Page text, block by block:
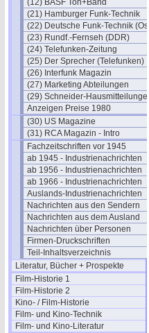
(12) BASF Ton+Band
(21) Hamburger Funk-Technik
(22) Deutsche Funk-Technik (Ost)
(23) Rundf.-Fernseh (DDR)
(24) Telefunken-Zeitung
(25) Der Sprecher (Telefunken)
(26) Interfunk Magazin
(27) Marketing Abteilungen
(29) Schneider-Hausmitteilungen
Anzeigen Preise 1980
(30) US Magazine
(31) RCA Magazin - Intro
Fachzeitschriften vor 1945
ab 1945 - Industrienachrichten
ab 1956 - Industrienachrichten
ab 1966 - Industrienachrichten
Auslands-Industrienachrichten
Nachrichten aus den Sendern
Nachrichten aus dem Ausland
Nachrichten über Personen
Firmen-Druckschriften
Teil-Inhaltsverzeichnis
Literatur, Bücher + Prospekte
Film-Historie 1
Film-Historie 2
Kino- / Film-Historie
Film- und Kino-Technik
Film- und Kino-Literatur